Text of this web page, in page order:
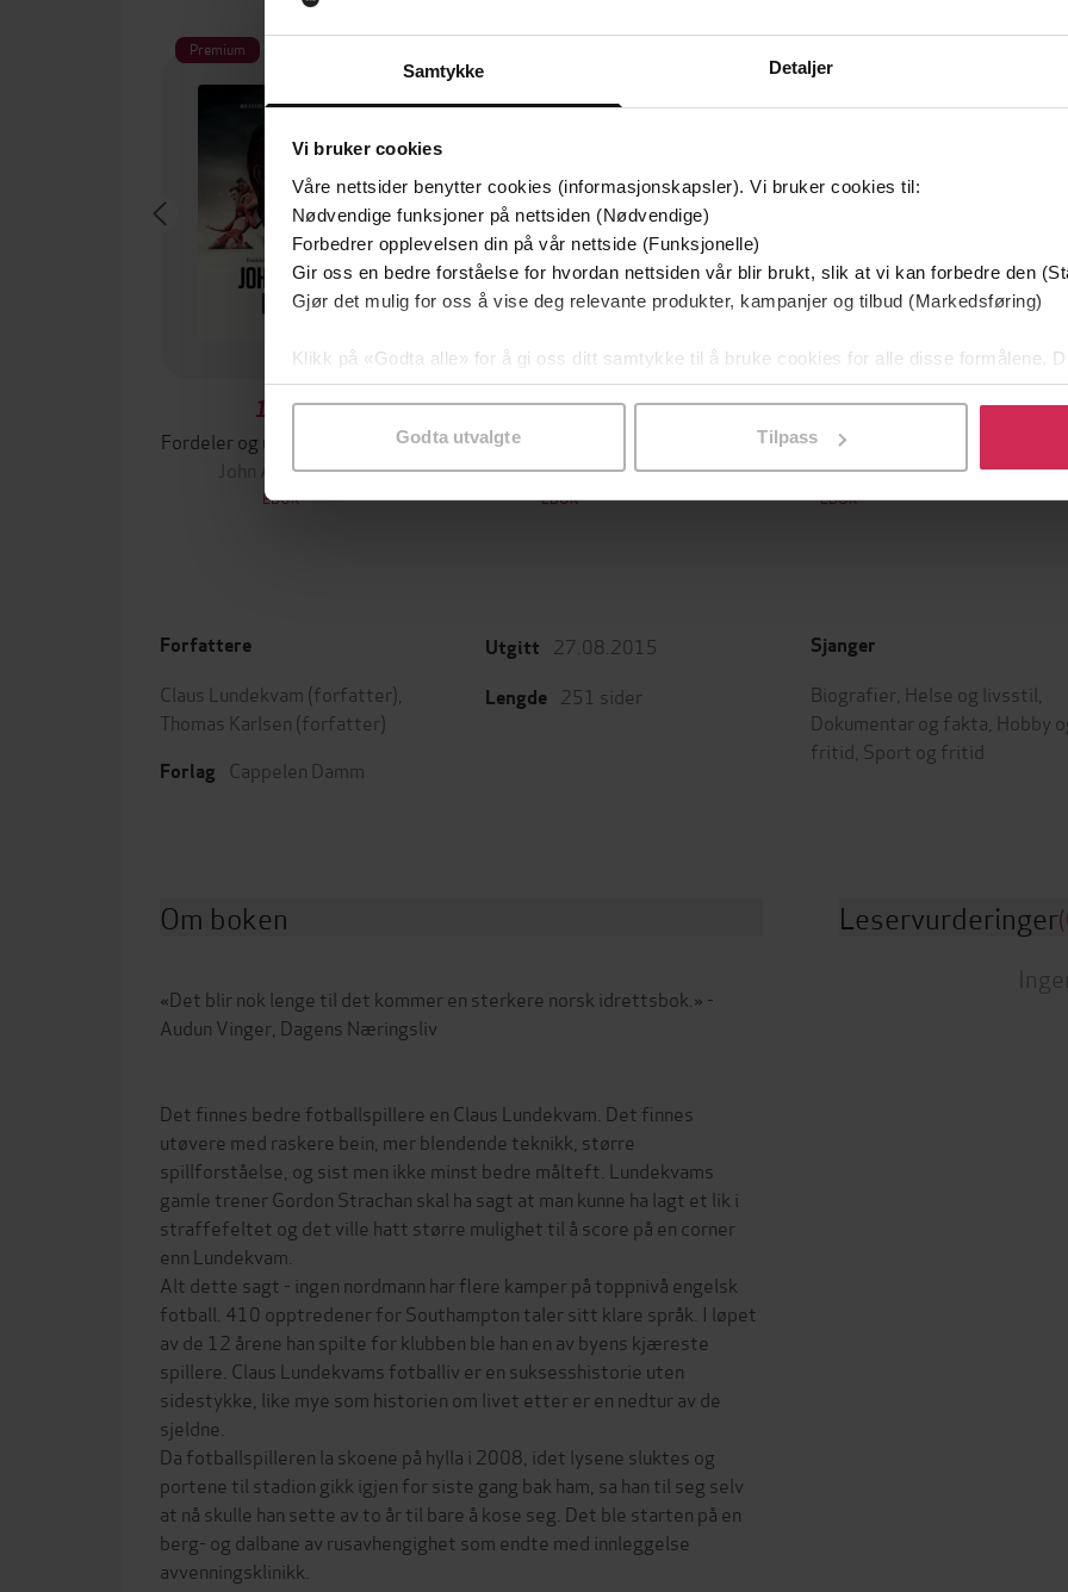
Samtykke Detaljer
Vi bruker cookies
Våre nettsider benytter cookies (informasjonskapsler). Vi bruker cookies til:
Nødvendige funksjoner på nettsiden (Nødvendige)
Forbedrer opplevelsen din på vår nettside (Funksjonelle)
Gir oss en bedre forståelse for hvordan nettsiden vår blir brukt, slik at vi kan forbedre den
Gjør det mulig for oss å vise deg relevante produkter, kampanjer og tilbud (Markedsføring)
Klikk på «Godta alle» for å gi oss ditt samtykke til å bruke cookies for alle disse formålene.
samtykke til spesifikke formål ved å klikke på «Tilpass». Du kan når som helst trekke
Godta utvalgte Tilpass
Premium
149,-
Fordeler og ulemper ved å være John Arne Riise
John Arne Riise
EBOK
199,-
På innsiden
Eirik Jensen
EBOK
199,-
Badboy
Jørn Lier Horst
EBOK
Forfattere
Claus Lundekvam (forfatter),
Thomas Karlsen (forfatter)
Forlag Cappelen Damm
Utgitt 27.08.2015
Lengde 251 sider
Sjanger
Biografier Helse og livsstil
Dokumentar og fakta Hobby
fritid Sport og fritid
Om boken
«Det blir nok lenge til det kommer en sterkere norsk idrettsbok.» -
Audun Vinger, Dagens Næringsliv
Det finnes bedre fotballspillere en Claus Lundekvam. Det finnes
utøvere med raskere bein, mer blendende teknikk, større
spillforståelse, og sist men ikke minst bedre målteft. Lundekvams
gamle trener Gordon Strachan skal ha sagt at man kunne ha lagt et lik i
straffefeltet og det ville hatt større mulighet til å score på en corner
enn Lundekvam.
Alt dette sagt - ingen nordmann har flere kamper på toppnivå engelsk
fotball. 410 opptredener for Southampton taler sitt klare språk. I løpet
av de 12 årene han spilte for klubben ble han en av byens kjæreste
spillere. Claus Lundekvams fotballiv er en suksesshistorie uten
sidestykke, like mye som historien om livet etter er en nedtur av de
sjeldne.
Da fotballspilleren la skoene på hylla i 2008, idet lysene sluktes og
portene til stadion gikk igjen for siste gang bak ham, sa han til seg selv
at nå skulle han sette av to år til bare å kose seg. Det ble starten på en
berg- og dalbane av rusavhengighet som endte med innleggelse
Leservurderinger